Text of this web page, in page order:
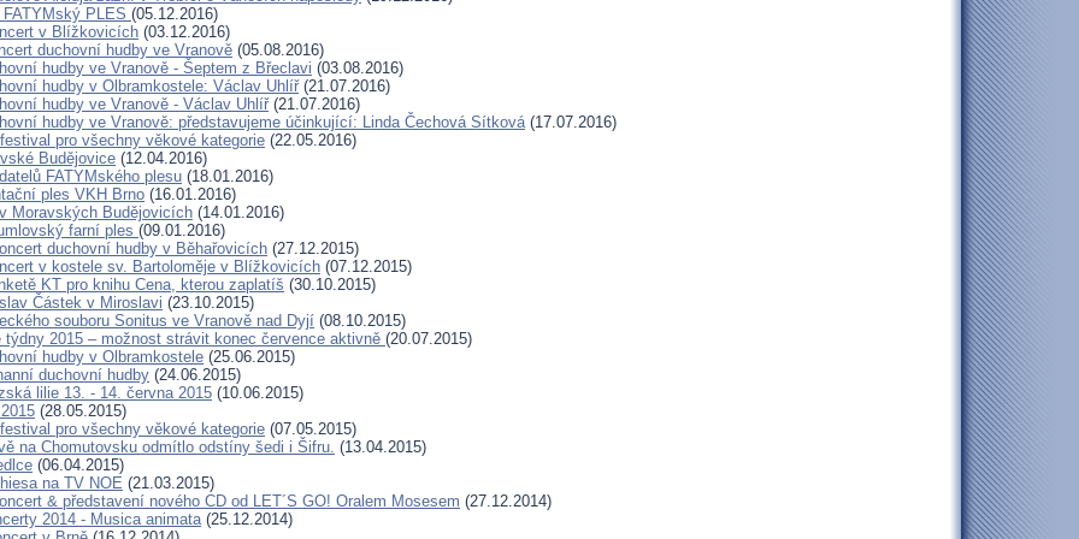
PLES (05.12.2016)
v Blížkovicích (03.12.2016)
duchovní hudby ve Vranově (05.08.2016)
hudby ve Vranově - Šeptem z Břeclavi (03.08.2016)
hudby v Olbramkostele: Václav Uhlíř(21.07.2016)
hudby ve Vranově - Václav Uhlíř(21.07.2016)
hudby ve Vranově: představujeme účinkující: Linda Čechová Sítková(17.07.2016)
pro všechny věkové kategorie (22.05.2016)
Budějovice (12.04.2016)
FATYMského plesu (18.01.2016)
ples VKH Brno (16.01.2016)
Moravských Budějovicích (14.01.2016)
farní ples (09.01.2016)
duchovní hudby v Běhařovicích (27.12.2015)
v kostele sv. Bartoloměje v Blížkovicích (07.12.2015)
KT pro knihu Cena, kterou zaplatíš (30.10.2015)
Částek v Miroslavi (23.10.2015)
souboru Sonitus ve Vranově nad Dyjí (08.10.2015)
týdny 2015 – možnost strávit konec července aktivně (20.07.2015)
hudby v Olbramkostele (25.06.2015)
duchovní hudby (24.06.2015)
lilie 13. - 14. června 2015 (10.06.2015)
(28.05.2015)
pro všechny věkové kategorie (07.05.2015)
na Chomutovsku odmítlo odstíny šedi i Šifru. (13.04.2015)
(06.04.2015)
na TV NOE (21.03.2015)
& představení nového CD od LET´S GO! Oralem Mosesem (27.12.2014)
2014 - Musica animata(25.12.2014)